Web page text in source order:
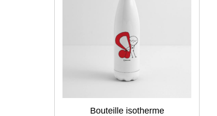
Bouteille isotherme